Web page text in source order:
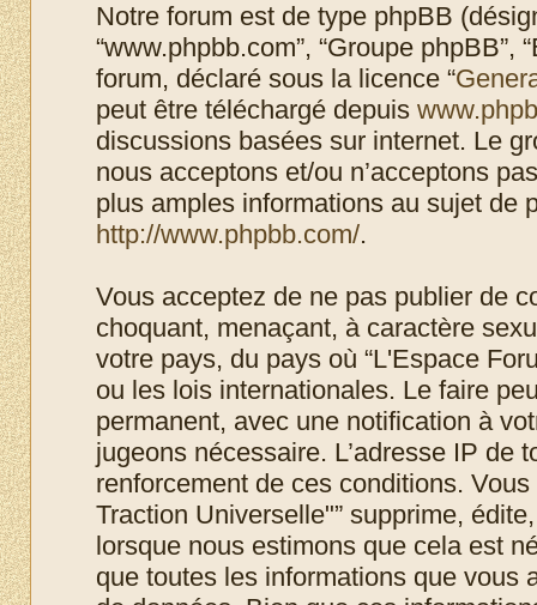
Notre forum est de type phpBB
“www.phpbb.com”, “Groupe
forum, déclaré sous la licence “
peut être téléchargé depuis
discussions basées sur internet. Le
nous acceptons et/ou n’acceptons
plus amples informations au sujet de
http://www.phpbb.com/.
Vous acceptez de ne pas publier de
choquant, menaçant, à caractère
votre pays, du pays où “L'Espace
ou les lois internationales. Le faire
permanent, avec une notification à
jugeons nécessaire. L’adresse IP de
renforcement de ces conditions.
Traction Universelle"” supprime,
lorsque nous estimons que cela est
que toutes les informations que vous